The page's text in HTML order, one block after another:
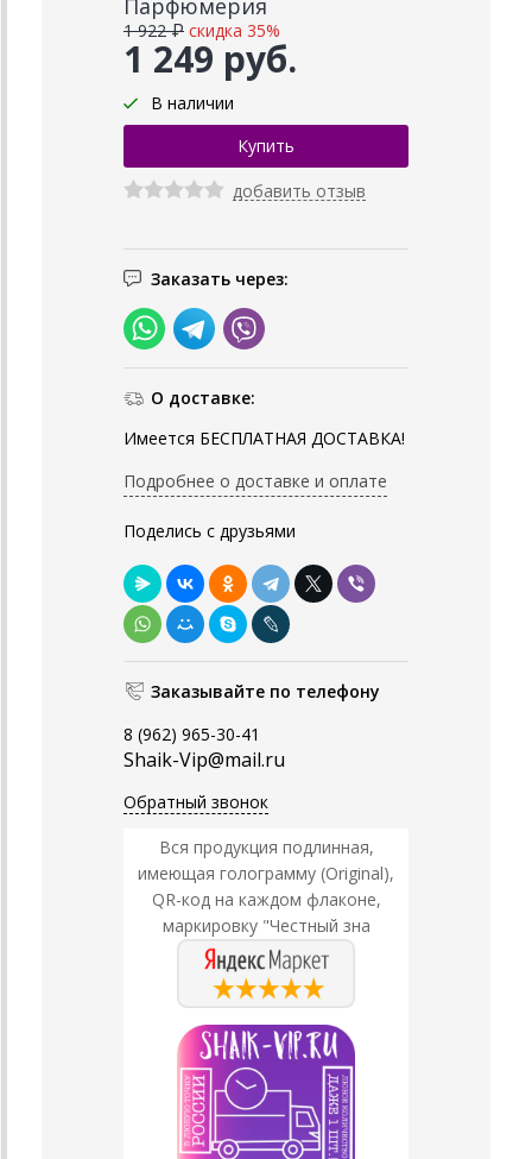
Парфюмерия
1 249 руб.
1 922 ₽ скидка 35%
В наличии
добавить отзыв
Заказать через:
О доставке:
Имеется БЕСПЛАТНАЯ ДОСТАВКА!
Подробнее о доставке и оплате
Поделись с друзьями
Заказывайте по телефону
8 (962) 965-30-41
Shaik-Vip@mail.ru
Обратный звонок
Вся продукция подлинная,
имеющая голограмму (Original),
QR-код на каждом флаконе,
маркировку "Честный зна